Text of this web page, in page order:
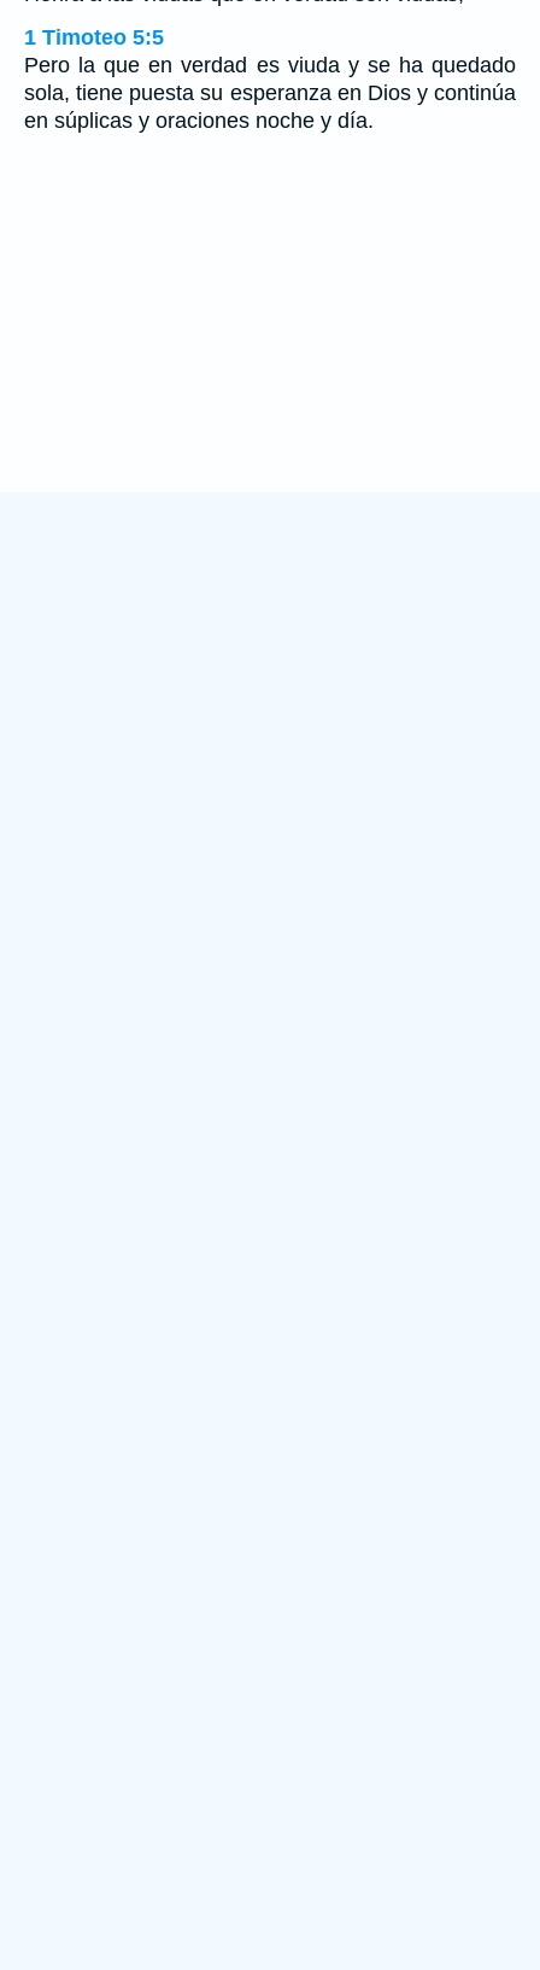
1 Timoteo 5:5
Pero la que en verdad es viuda y se ha quedado
sola, tiene puesta su esperanza en Dios y continúa
en súplicas y oraciones noche y día.